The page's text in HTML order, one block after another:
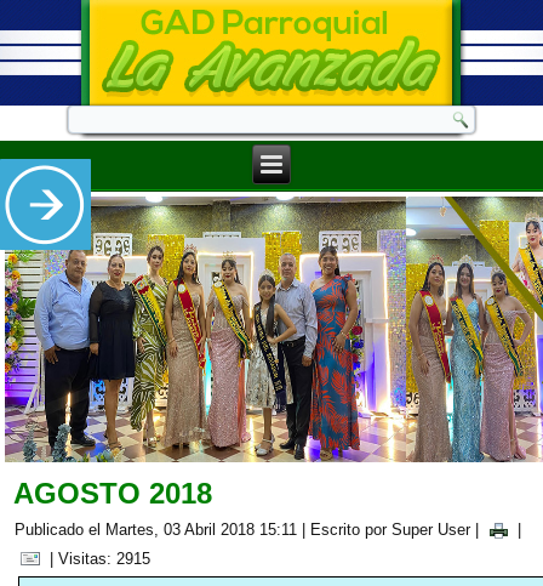
AGOSTO 2018
Publicado el Martes, 03 Abril 2018 15:11 Escrito por Super User|
| Visitas: 2915